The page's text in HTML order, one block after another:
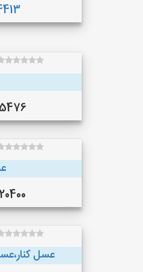
عسل